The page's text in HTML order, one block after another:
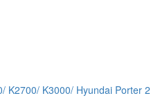
K2700/ K3000/ Hyundai Porter 2